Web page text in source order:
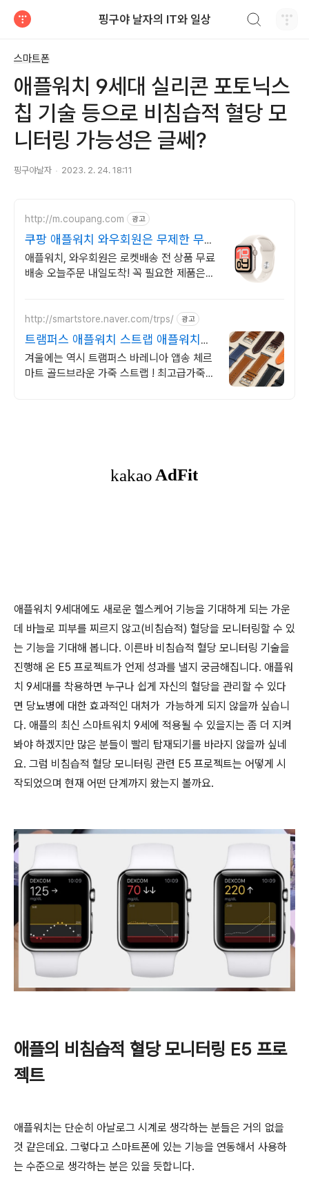
핑구야 날자의 IT와 일상
스마트폰
애플워치 9세대 실리콘 포토닉스
칩 기술 등으로 비침습적 혈당 모
니터링 가능성은 글쎄?
핑구야날자 2023. 2. 24. 18:11
http://m.coupang.com 광고
쿠팡 애플워치 와우회원은 무제한 무료
배송
애플워치, 와우회원은 로켓배송 전 상품 무료
배송 오늘주문 내일도착! 꼭 필요한 제품은
http://smartstore.naver.com/trps/ 광고
트램퍼스 애플워치 스트랩 애플워치스
트랩 트램퍼스 가죽
겨울에는 역시 트램퍼스 바레니아 앱송 체르
마트 골드브라운 가죽 스트랩 ! 최고급가죽제
애플워치 9세대에도 새로운 헬스케어 기능을 기대하게 되는 가운
데 바늘로 피부를 찌르지 않고(비침습적) 혈당을 모니터링할 수 있
는 기능을 기대해 봅니다. 이른바 비침습적 혈당 모니터링 기술을
진행해 온 E5 프로젝트가 언제 성과를 낼지 궁금해집니다. 애플워
치 9세대를 착용하면 누구나 쉽게 자신의 혈당을 관리할 수 있다
면 당뇨병에 대한 효과적인 대처가 가능하게 되지 않을까 싶습니
다. 애플의 최신 스마트워치 9세에 적용될 수 있을지는 좀 더 지켜
봐야 하겠지만 많은 분들이 빨리 탑재되기를 바라지 않을까 싶네
요. 그럼 비침습적 혈당 모니터링 관련 E5 프로젝트는 어떻게 시
작되었으며 현재 어떤 단계까지 왔는지 볼까요.
애플의 비침습적 혈당 모니터링 E5 프로
젝트
애플워치는 단순히 아날로그 시계로 생각하는 분들은 거의 없을
것 같은데요. 그렇다고 스마트폰에 있는 기능을 연동해서 사용하
는 수준으로 생각하는 분은 있을 듯합니다.